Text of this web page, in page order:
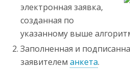
электронная заявка,
созданная по
указанному выше
Заполненная и
заявителеманкета.